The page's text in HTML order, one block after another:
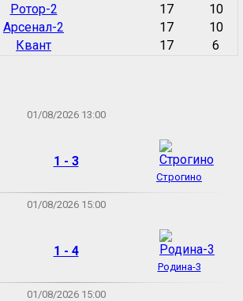
Ротор-2 17
10
Арсенал-2 17
10
Квант 17 6
01/08/2026 13:00
1 - 3
Строгино
01/08/2026 15:00
1 - 4
Родина-3
01/08/2026 15:00